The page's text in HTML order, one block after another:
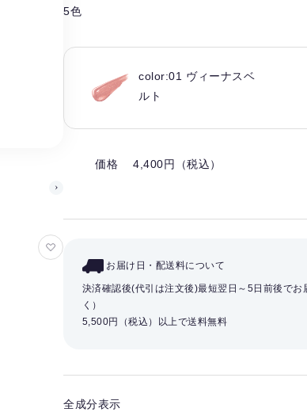
お
5色
color:01 ヴィーナスベ
ルト
価格 4,400円（税込）
お届け日・配送料について
決済確認後(代引は注文後)最短翌日～5日前後で
く）
5,500円（税込）以上で送料無料
全成分表示